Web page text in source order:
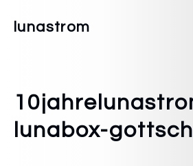
lunastrom
lunabox-